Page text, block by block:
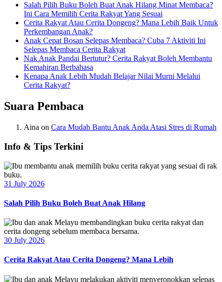
Salah Pilih Buku Boleh Buat Anak Hilang Minat Membaca?
Ini Cara Memilih Cerita Rakyat Yang Sesuai
Cerita Rakyat Atau Cerita Dongeng? Mana Lebih Baik Untuk
Perkembangan Anak?
Anak Cepat Bosan Selepas Membaca? Cuba 7 Aktiviti Ini
Selepas Membaca Cerita Rakyat
Nak Anak Pandai Bertutur? Cerita Rakyat Boleh Membantu
Kemahiran Berbahasa
Kenapa Anak Lebih Mudah Belajar Nilai Murni Melalui
Cerita Rakyat?
Suara Pembaca
Aina on Cara Mudah Bantu Anak Anda Atasi Stres di Rumah
Info & Tips Terkini
31 July 2026
Salah Pilih Buku Boleh Buat Anak Hilang
30 July 2026
Cerita Rakyat Atau Cerita Dongeng? Mana Lebih